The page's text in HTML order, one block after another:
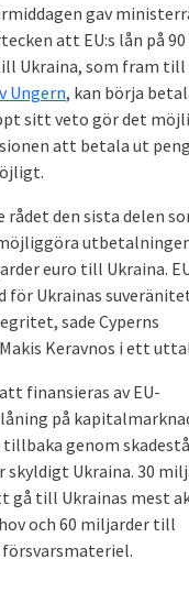
som bland annat
brottsbekämpning.
har i och med
hamnat allt
nya lagar.
gav
att EU:s lån på 90
Ukraina, som fram till
Ungern, kan börja
sitt veto gör det
att betala ut
rådet den sista delen
euro till Ukraina.
för Ukrainas
sade Cyperns
Keravnos i ett
finansieras av EU-
på
tillbaka genom
skyldigt Ukraina. 30
gå till Ukrainas mest
och 60 miljarder till